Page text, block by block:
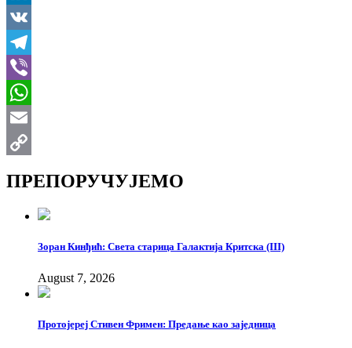
LinkedIn
VK
Telegram
Viber
WhatsApp
Email
ПРЕПОРУЧУЈЕМО
Зоран Кинђић: Света старица Галактија Критска (III)
August 7, 2026
Протојереј Стивен Фримен: Предање као заједница